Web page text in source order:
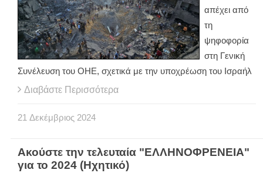
απέχει από
τη
ψηφοφορία
στη Γενική
Συνέλευση του ΟΗΕ, σχετικά με την υποχρέωση του Ισραήλ
Διαβάστε Περισσότερα
21 Δεκέμβριος 2024
Ακούστε την τελευταία "ΕΛΛΗΝΟΦΡΕΝΕΙΑ"
για το 2024 (Ηχητικό)